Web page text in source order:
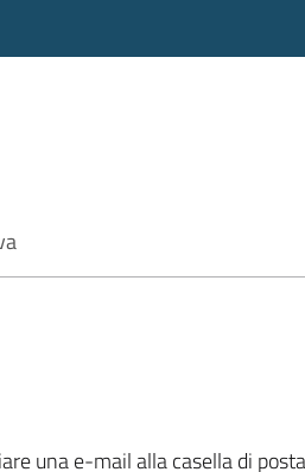
ricerca
una e-mail alla casella di